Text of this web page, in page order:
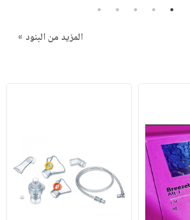
1
2
3
4
5
المزيد من البنود »